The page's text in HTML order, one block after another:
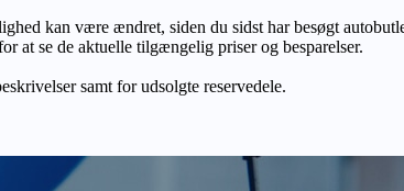
kan være ændret, siden du sidst har besøgt
at se de aktuelle tilgængelig priser og besparelser.
samt for udsolgte reservedele.